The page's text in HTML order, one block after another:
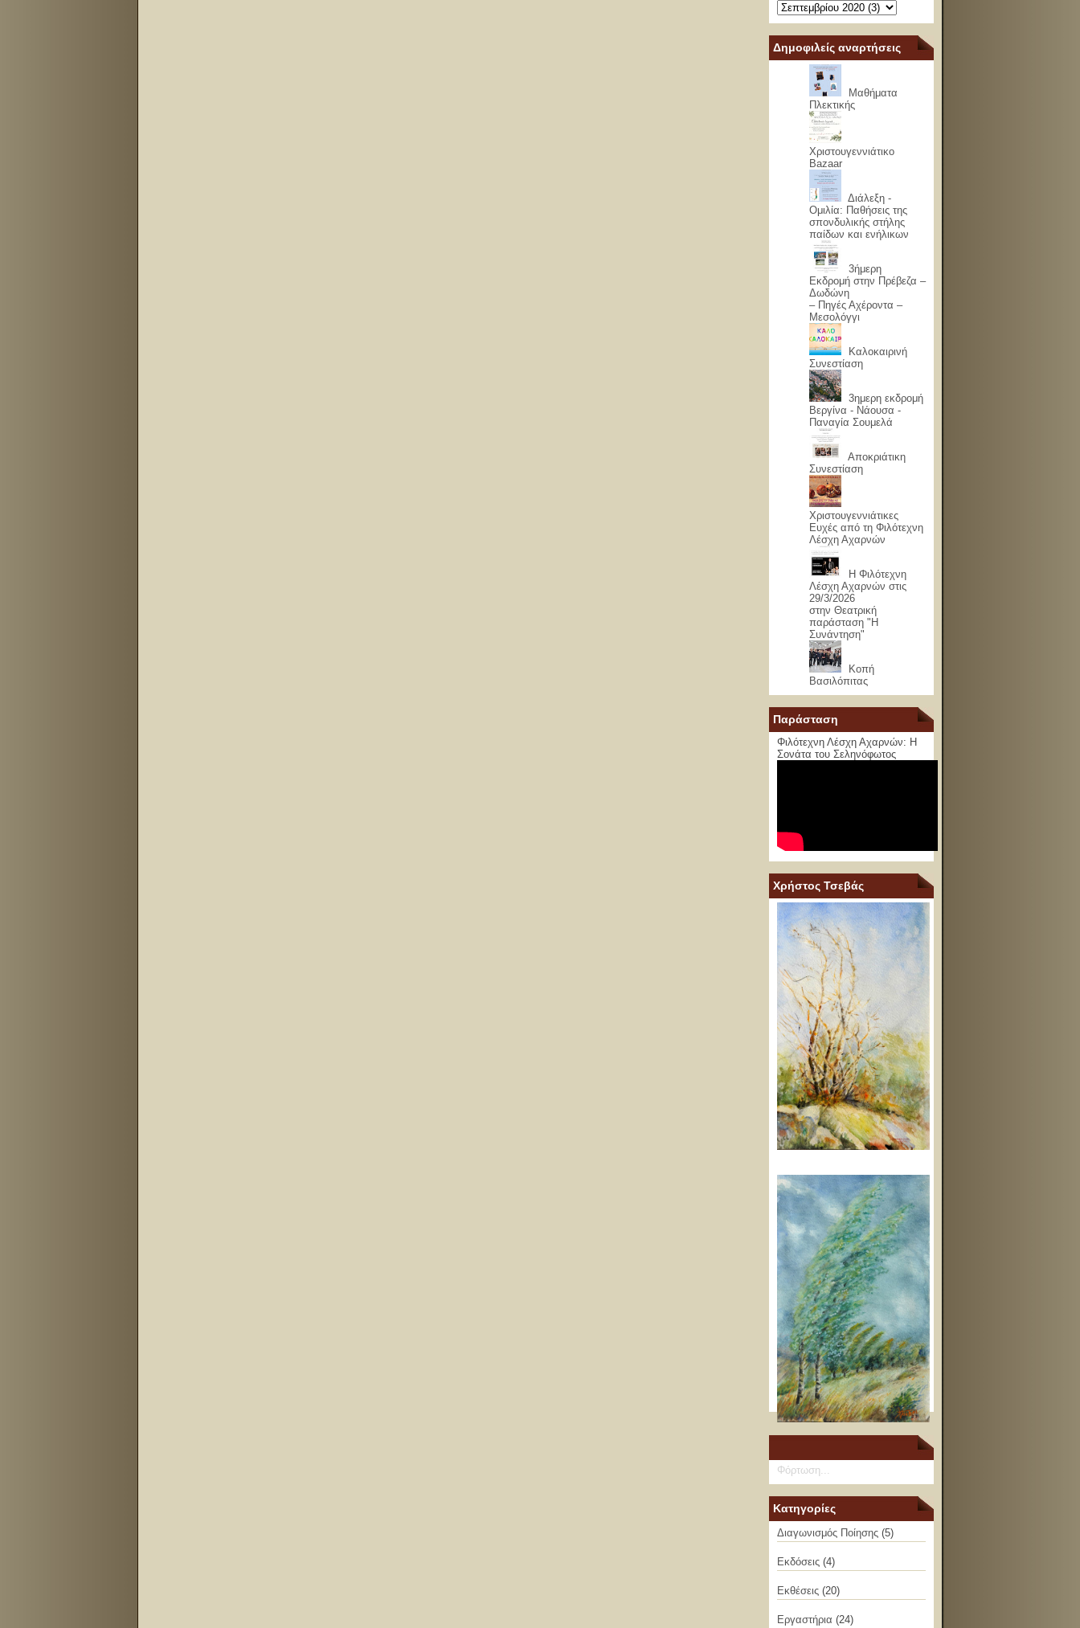
Δημοφιλείς αναρτήσεις
Μαθήματα
Πλεκτικής
Χριστουγεννιάτικο
Bazaar
Διάλεξη -
Ομιλία: Παθήσεις της
σπονδυλικής στήλης
παίδων και ενήλικων
3ήμερη
Εκδρομή στην Πρέβεζα –
Δωδώνη
– Πηγές Αχέροντα –
Μεσολόγγι
Καλοκαιρινή
Συνεστίαση
3ημερη εκδρομή
Βεργίνα - Νάουσα -
Παναγία Σουμελά
Αποκριάτικη
Συνεστίαση
Χριστουγεννιάτικες
Ευχές από τη Φιλότεχνη
Λέσχη Αχαρνών
Η Φιλότεχνη
Λέσχη Αχαρνών στις
29/3/2026
στην Θεατρική
παράσταση "Η
Συνάντηση"
Κοπή
Βασιλόπιτας
Παράσταση
Φιλότεχνη Λέσχη Αχαρνών: Η
Σονάτα του Σεληνόφωτος
Χρήστος Τσεβάς
Φόρτωση...
Κατηγορίες
Διαγωνισμός Ποίησης (5)
Εκδόσεις (4)
Εκθέσεις (20)
Εργαστήρια (24)